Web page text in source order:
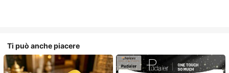
Ti può anche piacere